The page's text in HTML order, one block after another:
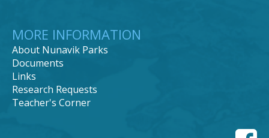
MORE INFORMATION
About Nunavik Parks
Documents
Links
Research Requests
Teacher's Corner